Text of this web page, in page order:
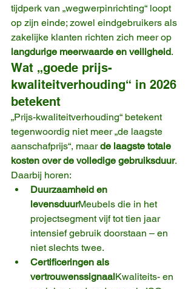
tijdperk van „wegwerpinrichting“ loopt
op zijn einde; zowel eindgebruikers als
zakelijke klanten richten zich meer op
langdurige meerwaarde en veiligheid.
Wat „goede prijs-
kwaliteitverhouding“ in 2026
betekent
„Prijs-kwaliteitverhouding“ betekent
tegenwoordig niet meer „de laagste
aanschafprijs“, maar de laagste totale
kosten over de volledige gebruiksduur.
Daarbij horen:
Duurzaamheid en
levensduurMeubels die in het
projectsegment vijf tot tien jaar
intensief gebruik doorstaan – en
niet slechts twee.
Certificeringen als
vertrouwenssignaalKwaliteits- en